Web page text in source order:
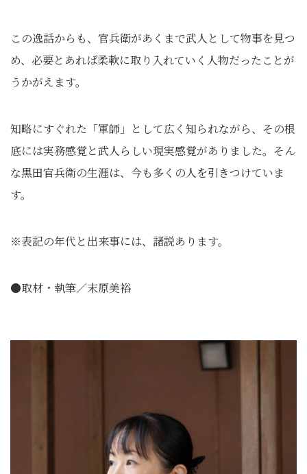
この逸話からも、官兵衛があくまで武人として物事を見つ
め、必要とあれば柔軟に取り入れていく人物だったことが
うかがえます。
知略にすぐれた「軍師」として広く知られながら、その根
底には実務感覚と武人らしい現実感覚がありました。そん
な黒田官兵衛の生涯は、今も多くの人を引きつけていま
す。
※表記の年代と出来事には、諸説あります。
●取材・執筆／末原美裕